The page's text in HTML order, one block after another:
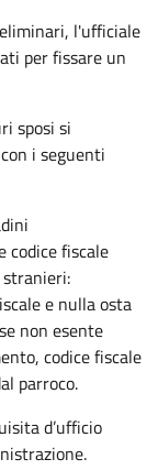
l'ufficiale
per fissare un
sposi si
i seguenti
codice fiscale
e nulla osta
non esente
codice fiscale
parroco.
d’ufficio